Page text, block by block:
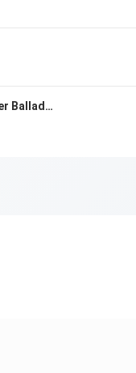
PFG Reviews (Obsession, Power Ballad, Resurrection)